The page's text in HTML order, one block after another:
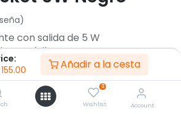
155.00 Añadir a la cesta
0
Wishlist Account
con salida de 5 W
portátil
verdaderamente inalámbrico
de hasta 10 horas
Bluetooth 5.4
y al polvo IP67